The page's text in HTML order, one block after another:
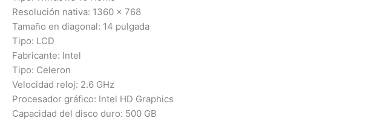
Resolución nativa: 1360 x 768
Tamaño en diagonal: 14 pulgada
Tipo: LCD
Fabricante: Intel
Tipo: Celeron
Velocidad reloj: 2.6 GHz
Procesador gráfico: Intel HD Graphics
Capacidad del disco duro: 500 GB